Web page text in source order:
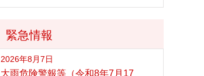
緊急情報
2026年8月7日
大雨危険警報等（令和8年7月17